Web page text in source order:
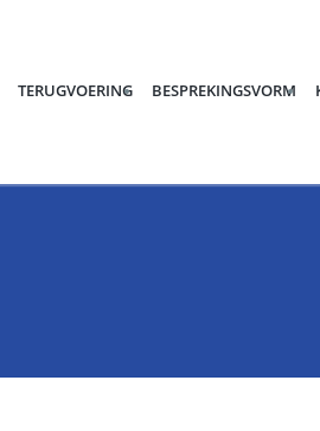
TERUGVOERING BESPREKINGSVORM